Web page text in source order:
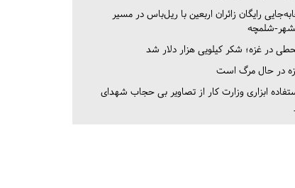
رایگان زائران اربعین با ریل‌باس در مسیر
شلمچه
در غزه؛ شکر کیلویی هزار دلار شد
در حال مرگ است
ابزاری وزارت کار از تصاویر بی حجاب شهدای